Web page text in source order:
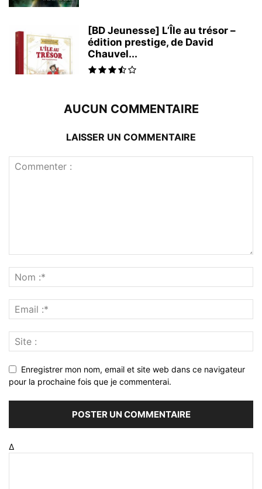
[BD Jeunesse] L’Île au trésor –
édition prestige, de David
Chauvel...
AUCUN COMMENTAIRE
LAISSER UN COMMENTAIRE
Enregistrer mon nom, email et site web dans ce navigateur
pour la prochaine fois que je commenterai.
Δ